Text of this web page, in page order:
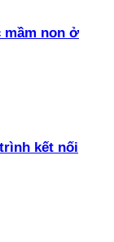
mầm non ở
kết nối